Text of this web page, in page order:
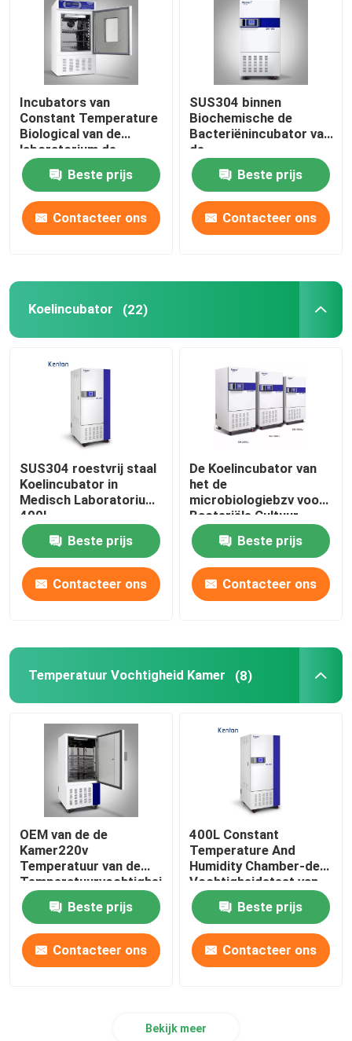
Thermostatische Incubator
Koelincubator
Temperatuur Vochtigheid Kamer
Klimaatkamer
Het laminaire Kabinet van de Luchtstroom
Orbitaal Shaker Incubator
Co2-Incubator
Anaerobe incubator
Milieutestkamers
Bloedplaatjes Incubator Roerwerk
Laboratorium Waterbad
Incubators van
Constant Temperature
Biological van de
laboratorium de
Automatische
Thermostatische
Incubator
Beste prijs
Contacteer ons
SUS304 binnen
Biochemische de
Bacteriënincubator van
de
Incubatormicrobiologie
Beste prijs
Contacteer ons
Koelincubator (22)
SUS304 roestvrij staal
Koelincubator in
Medisch Laboratorium
400L
Beste prijs
Contacteer ons
De Koelincubator van
het de
microbiologiebzv voor
Bacteriële Cultuur
110V 220V
Beste prijs
Contacteer ons
Temperatuur Vochtigheid Kamer (8)
OEM van de de
Kamer220v
Temperatuur van de
Temperatuurvochtigheid
de Kamer van de de
Vochtigheidstest
Beste prijs
Contacteer ons
400L Constant
Temperature And
Humidity Chamber-de
Vochtigheidstest van
de
Laboratoriumtemperatuur
Beste prijs
Contacteer ons
Bekijk meer